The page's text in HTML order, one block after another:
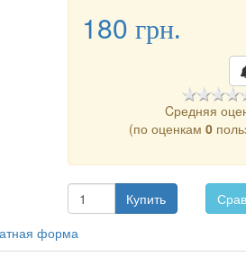
180 грн.
Cредняя
(по оценкам0
Купить
форма